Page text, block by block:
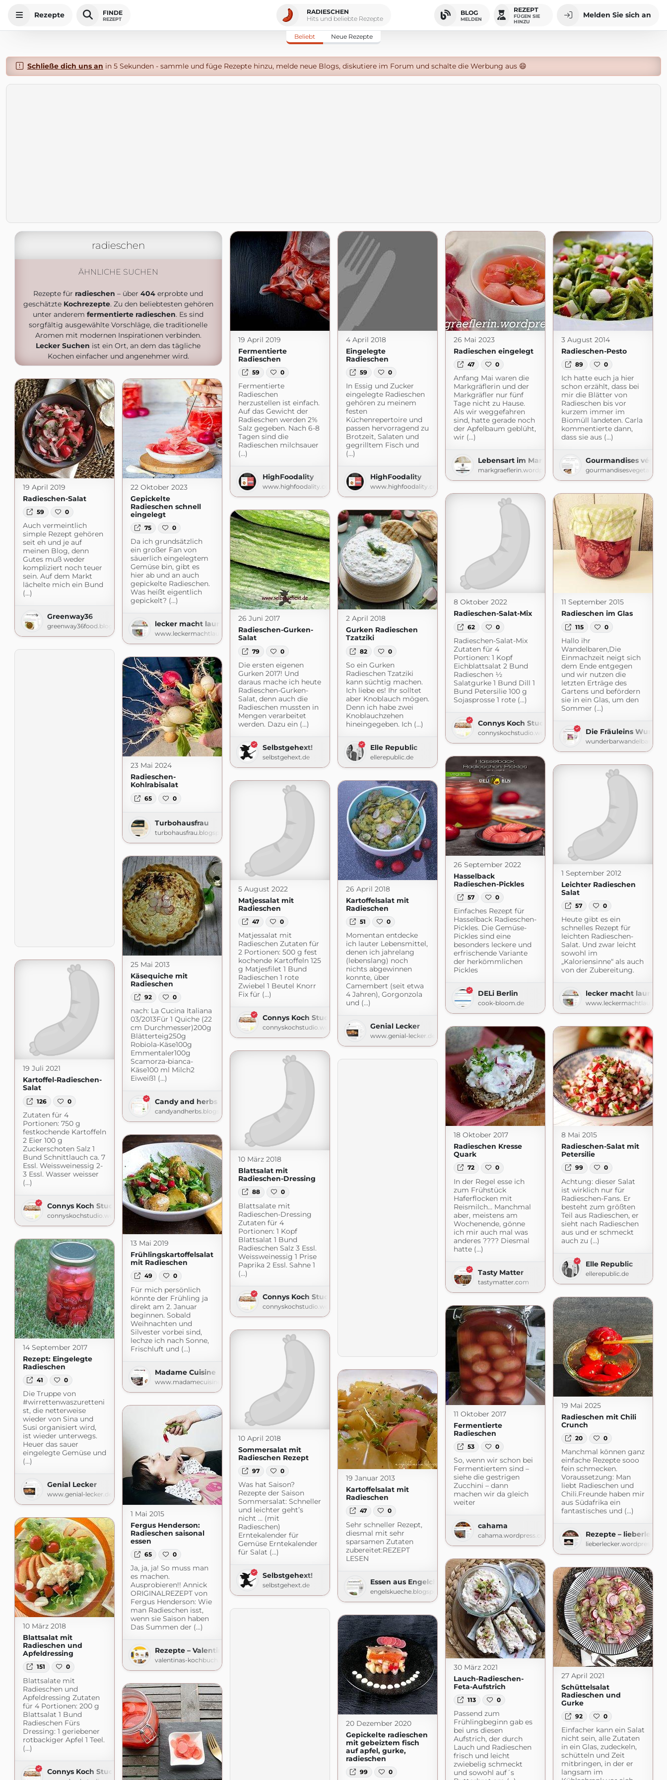
Rezepte FINDE
REZEPT
RADIESCHEN
Hits und beliebte Rezepte
BLOG
MELDEN
REZEPT
FÜGEN SIE
HINZU
Melden Sie sich an
Beliebt Neue Rezepte
Schließe dich uns an in 5 Sekunden - sammle und füge Rezepte hinzu, melde neue Blogs, diskutiere im Forum und schalte die Werbung aus 😄
radieschen
ÄHNLICHE SUCHEN
Rezepte für radieschen – über 404 erprobte und
geschätzte Kochrezepte. Zu den beliebtesten gehören
unter anderem fermentierte radieschen. Es sind
sorgfältig ausgewählte Vorschläge, die traditionelle
Aromen mit modernen Inspirationen verbinden.
Lecker Suchen ist ein Ort, an dem das tägliche
Kochen einfacher und angenehmer wird.
19 April 2019
Fermentierte
Radieschen
59 0
Fermentierte
Radieschen
herzustellen ist einfach.
Auf das Gewicht der
Radieschen werden 2%
Salz gegeben. Nach 6-8
Tagen sind die
Radieschen milchsauer
(...)
HighFoodality
www.highfoodality.com
4 April 2018
Eingelegte
Radieschen
59 0
In Essig und Zucker
eingelegte Radieschen
gehören zu meinem
festen
Küchenrepertoire und
passen hervorragend zu
Brotzeit, Salaten und
gegrilltem Fisch und
(...)
HighFoodality
www.highfoodality.com
26 Mai 2023
Radieschen eingelegt
47 0
Anfang Mai waren die
Markgräflerin und der
Markgräfler nur fünf
Tage nicht zu Hause.
Als wir weggefahren
sind, hatte gerade noch
der Apfelbaum geblüht,
wir (...)
Lebensart im Markgräflerland
markgraeflerin.wordpress.com
3 August 2014
Radieschen-Pesto
89 0
Ich hatte euch ja hier
schon erzählt, dass bei
mir die Blätter von
Radieschen bis vor
kurzem immer im
Biomüll landeten. Carla
kommentierte dann,
dass sie aus (...)
Gourmandises
19 April 2019
Radieschen-Salat
59 0
Auch vermeintlich
simple Rezept gehören
seit eh und je auf
meinen Blog, denn
Gutes muß weder
kompliziert noch teuer
sein. Auf dem Markt
lächelte mich ein Bund
(...)
Greenway36
greenway36food.blogspot.com
22 Oktober 2023
Gepickelte
Radieschen schnell
eingelegt
75 0
Da ich grundsätzlich
ein großer Fan von
säuerlich eingelegtem
Gemüse bin, gibt es
hier ab und an auch
gepickelte Radieschen.
Was heißt eigentlich
gepickelt? (...)
lecker macht laune
www.leckermachtlaune.de
8 Oktober 2022
Radieschen-Salat-Mix
62 0
Radieschen-Salat-Mix
Zutaten für 4
Portionen: 1 Kopf
Eichblattsalat 2 Bund
Radieschen ½
Salatgurke 1 Bund Dill 1
Bund Petersilie 100 g
Sojasprosse 1 rote (...)
Connys Koch Studio
connyskochstudio.wordpress.com
11 September 2015
Radieschen im Glas
115 0
Hallo ihr
Wandelbaren,Die
Einmachzeit neigt sich
dem Ende entgegen
und wir nutzen die
letzten Erträge des
Gartens und befördern
sie in ein Glas, um den
Sommer (...)
Die Fräuleins
26 Juni 2017
Radieschen-Gurken-
Salat
79 0
Die ersten eigenen
Gurken 2017! Und
daraus mache ich heute
Radieschen-Gurken-
Salat, denn auch die
Radieschen mussten in
Mengen verarbeitet
werden. Dazu ein (...)
Selbstgehext!
selbstgehext.de
2 April 2018
Gurken Radieschen
Tzatziki
82 0
So ein Gurken
Radieschen Tzatziki
kann süchtig machen.
Ich liebe es! Ihr solltet
aber Knoblauch mögen.
Denn ich habe zwei
Knoblauchzehen
hineingegeben. Ich (...)
Elle Republic
ellerepublic.de
23 Mai 2024
Radieschen-
Kohlrabisalat
65 0
Turbohausfrau
turbohausfrau.blogspot.com
26 September 2022
Hasselback
Radieschen-Pickles
57 0
Einfaches Rezept für
Hasselback Radieschen-
Pickles. Die Gemüse-
Pickles sind eine
besonders leckere und
erfrischende Variante
der herkömmlichen
Pickles
DELi Berlin
cook-bloom.de
1 September 2012
Leichter Radieschen
Salat
57 0
Heute gibt es ein
schnelles Rezept für
leichten Radieschen-
Salat. Und zwar leicht
sowohl im
„Kaloriensinne“ als auch
von der Zubereitung.
lecker macht laune
www.leckermachtlaune.de
5 August 2022
Matjessalat mit
Radieschen
47 0
Matjessalat mit
Radieschen Zutaten für
2 Portionen: 500 g fest
kochende Kartoffeln 125
g Matjesfilet 1 Bund
Radieschen 1 rote
Zwiebel 1 Beutel Knorr
Fix für (...)
Connys Koch Studio
connyskochstudio.wordpress.com
26 April 2018
Kartoffelsalat mit
Radieschen
51 0
Momentan entdecke
ich lauter Lebensmittel,
denen ich jahrelang
(lebenslang) noch
nichts abgewinnen
konnte, über
Camembert (seit etwa
4 Jahren), Gorgonzola
und (...)
Genial Lecker
www.genial-lecker.de
25 Mai 2013
Käsequiche mit
Radieschen
92 0
nach: La Cucina Italiana
03/2013Für 1 Quiche (22
cm Durchmesser)200g
Blätterteig250g
Robiola-Käse100g
Emmentaler100g
Scamorza-bianca-
Käse100 ml Milch2
Eiweiß1 (...)
Candy and herbs
candyandherbs.blogspot.com
19 Juli 2021
Kartoffel-Radieschen-
Salat
126 0
Zutaten für 4
Portionen: 750 g
festkochende Kartoffeln
2 Eier 100 g
Zuckerschoten Salz 1
Bund Schnittlauch ca. 7
Essl. Weissweinessig 2-
3 Essl. Wasser weisser
(...)
Connys Koch Studio
connyskochstudio.wordpress.com
18 Oktober 2017
Radieschen Kresse
Quark
72 0
In der Regel esse ich
zum Frühstück
Haferflocken mit
Reismilch… Manchmal
aber, meistens am
Wochenende, gönne
ich mir auch mal was
anderes ???? Diesmal
hatte (...)
Tasty Matter
tastymatter.com
8 Mai 2015
Radieschen-Salat mit
Petersilie
99 0
Achtung: dieser Salat
ist wirklich nur für
Radieschen-Fans. Er
besteht zum größten
Teil aus Radieschen, er
sieht nach Radieschen
aus und er schmeckt
auch zu (...)
Elle Republic
ellerepublic.de
10 März 2018
Blattsalat mit
Radieschen-Dressing
88 0
Blattsalate mit
Radieschen-Dressing
Zutaten für 4
Portionen: 1 Kopf
Blattsalat 1 Bund
Radieschen Salz 3 Essl.
Weissweinessig 1 Prise
Paprika 2 Essl. Sahne 1
(...)
Connys Koch Studio
connyskochstudio.wordpress.com
13 Mai 2019
Frühlingskartoffelsalat
mit Radieschen
49 0
Für mich persönlich
könnte der Frühling ja
direkt am 2. Januar
beginnen. Sobald
Weihnachten und
Silvester vorbei sind,
lechze ich nach Sonne,
Frischluft und (...)
Madame Cuisine
www.madamecuisine.de
14 September 2017
Rezept: Eingelegte
Radieschen
41 0
Die Truppe von
#wirrettenwaszuretteni
st, die netterweise
wieder von Sina und
Susi organisiert wird,
ist wieder unterwegs.
Heuer das sauer
eingelegte Gemüse und
(...)
Genial Lecker
www.genial-lecker.de
19 Mai 2025
Radieschen mit Chili
Crunch
20 0
Manchmal können ganz
einfache Rezepte sooo
fein schmecken.
Voraussetzung: Man
liebt Radieschen und
Chili.Freunde haben mir
aus Südafrika ein
fantastisches und (...)
Rezepte – lieberlecker
11 Oktober 2017
Fermentierte
Radieschen
53 0
So, wenn wir schon bei
Fermentiertem sind –
siehe die gestrigen
Zucchini – dann
machen wir da gleich
weiter
cahama
cahama.wordpress.com
10 April 2018
Sommersalat mit
Radieschen Rezept
97 0
Was hat Saison?
Rezepte der Saison ‎
Sommersalat: Schneller
und leichter geht’s
nicht … (mit
Radieschen) ‎
Erntekalender für
Gemüse Erntekalender
für Salat (...)
Selbstgehext!
selbstgehext.de
19 Januar 2013
Kartoffelsalat mit
Radieschen
47 0
Sehr schneller Rezept,
diesmal mit sehr
sparsamen Zutaten
zubereitet:REZEPT
LESEN
Essen aus Engelchens Küche
engelskueche.blogspot.com
1 Mai 2015
Fergus Henderson:
Radieschen saisonal
essen
65 0
Ja, ja, ja! So muss man
es machen.
Ausprobieren!! Annick
ORIGINALREZEPT von
Fergus Henderson: Wie
man Radieschen isst,
wenn sie Saison haben
Das Summen der (...)
Rezepte – Valentinas-Kochbuch.de
valentinas-kochbuch.de
10 März 2018
Blattsalat mit
Radieschen und
Apfeldressing
151 0
Blattsalate mit
Radieschen und
Apfeldressing Zutaten
für 4 Portionen: 200 g
Blattsalat 1 Bund
Radieschen Fürs
Dressing: 1 geriebener
rotbackiger Apfel 1 Teel.
(...)
Connys Koch Studio
30 März 2021
Lauch-Radieschen-
Feta-Aufstrich
113 0
Passend zum
Frühlingbeginn gab es
bei uns diesen
Aufstrich, der durch
Lauch und Radieschen
frisch und leicht
zwiebelig schmeckt
und sowohl auf´s
27 April 2021
Schüttelsalat
Radieschen und
Gurke
92 0
Einfacher kann ein Salat
nicht sein, alle Zutaten
in ein Glas, zudeckeln,
schütteln und Zeit
mitbringen, in der er
langsam im
20 Dezember 2020
Gepickelte radieschen
mit gebeiztem fisch
auf apfel, gurke,
radieschen
99 0